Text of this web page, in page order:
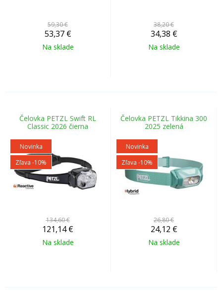
59,30 €
53,37 €
Na sklade
38,20 €
34,38 €
Na sklade
Čelovka PETZL Swift RL
Classic 2026 čierna
Novinka
Zľava -10%
134,60 €
121,14 €
Na sklade
Čelovka PETZL Tikkina 300
2025 zelená
Novinka
Zľava -10%
26,80 €
24,12 €
Na sklade